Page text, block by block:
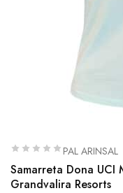
PAL ARINSAL
Samarreta Dona UCI
Grandvalira Resorts